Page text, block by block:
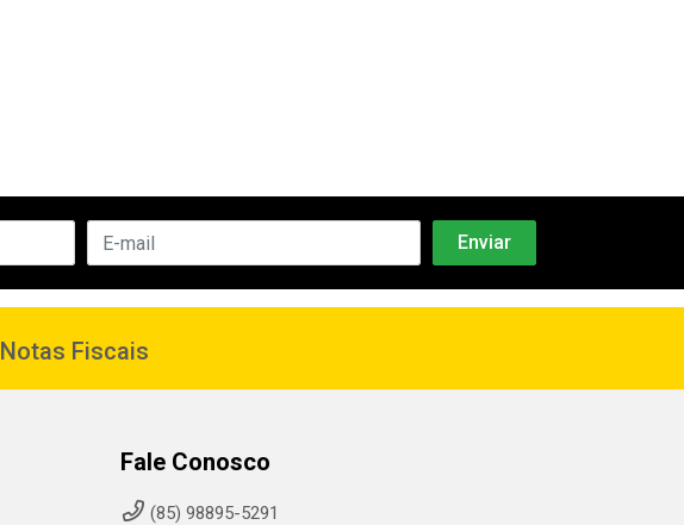
Notas Fiscais
Fale Conosco
(85) 98895-5291